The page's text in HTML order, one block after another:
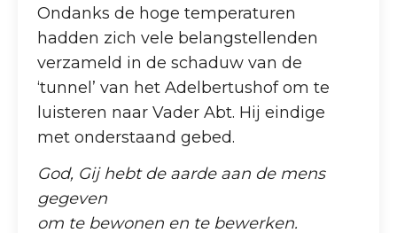
Ondanks de hoge temperaturen
hadden zich vele belangstellenden
verzameld in de schaduw van de
‘tunnel’ van het Adelbertushof om te
luisteren naar Vader Abt. Hij eindige
met onderstaand gebed.
God, Gij hebt de aarde aan de mens
gegeven
om te bewonen en te bewerken.